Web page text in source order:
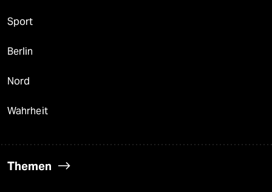
Sport
Berlin
Nord
Wahrheit
Themen